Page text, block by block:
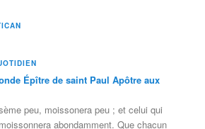
Épître de saint Paul Apôtre aux
peu, moissonera peu ; et celui qui
abondamment. Que chacun